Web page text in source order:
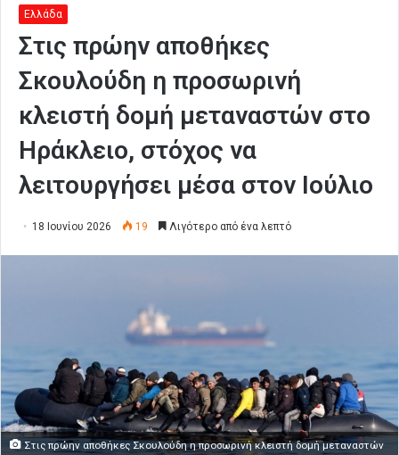
Ελλάδα
Στις πρώην αποθήκες
Σκουλούδη η προσωρινή
κλειστή δομή μεταναστών στο
Ηράκλειο, στόχος να
λειτουργήσει μέσα στον Ιούλιο
18 Ιουνίου 2026 19 Λιγότερο από ένα λεπτό
Στις πρώην αποθήκες Σκουλούδη η προσωρινή κλειστή δομή μεταναστών